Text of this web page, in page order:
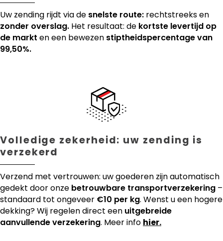
Uw zending rijdt via de snelste route: rechtstreeks en
zonder overslag. Het resultaat: de kortste levertijd op
de markt en een bewezen stiptheidspercentage van
99,50%.
Volledige zekerheid: uw zending is
verzekerd
Verzend met vertrouwen: uw goederen zijn automatisch
gedekt door onze betrouwbare transportverzekering –
standaard tot ongeveer €10 per kg. Wenst u een hogere
dekking? Wij regelen direct een uitgebreide
aanvullende verzekering. Meer info hier.